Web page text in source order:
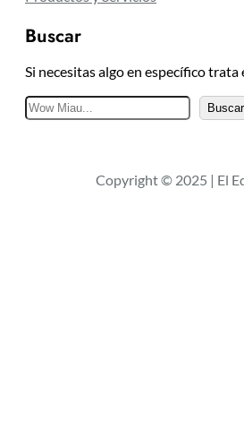
Buscar
Si necesitas algo en específico trata
B
u
a
Buscar
Copyright © 2025 | El